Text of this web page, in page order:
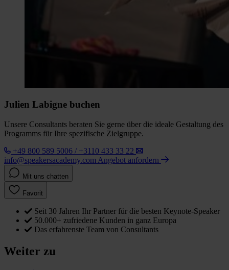
Julien Labigne buchen
Unsere Consultants beraten Sie gerne über die ideale Gestaltung des
Programms für Ihre spezifische Zielgruppe.
+49 800 589 5006 / +3110 433 33 22
info@speakersacademy.com Angebot anfordern
Mit uns chatten
Favorit
Seit 30 Jahren Ihr Partner für die besten Keynote-Speaker
50.000+ zufriedene Kunden in ganz Europa
Das erfahrenste Team von Consultants
Weiter zu